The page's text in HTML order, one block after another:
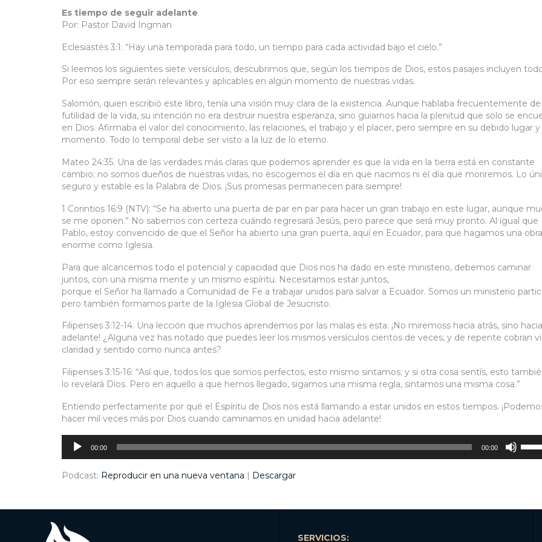
Es tiempo de seguir adelante
Por: Pastor David Ingman
Eclesiastés 3:1: “Hay una temporada para todo, un tiempo para cada actividad bajo el cielo.”
Si leemos los siguientes siete versículos, descubrimos que, según los tiempos de Dios, estos pasajes incluyen
Por eso siempre serán relevantes y aplicables en algún momento de nuestras vidas.
Salomón, quien escribió este libro, tenía una visión muy clara de la existencia. Aunque hablaba frecuentemente de
futilidad de la vida, su intención no era destruir nuestra esperanza, sino guiarnos hacia la plenitud que solo se
en Dios. Afirmaba el valor del conocimiento, las relaciones, el trabajo y el placer, pero siempre en su debido lugar y
momento. Todo lo temporal debe ser visto a la luz de lo eterno.
Mateo 24:35. Una de las verdades más claras que podemos aprender es que la vida en la tierra está en constante
cambio; no somos dueños de nuestras vidas, no escogemos el día en que nacimos ni el día que moriremos. Lo
seguro y estable es la Palabra de Dios. ¡Sus promesas permanecen para siempre!
1 Corintios 16:9 (NTV): “Se ha abierto una puerta de par en par para hacer un gran trabajo en este lugar, aunque
se me oponen.” No sabemos con certeza cuándo regresará Jesús, pero parece que será muy pronto. Al igual que
Pablo, estoy convencido de que el Señor ha abierto una gran puerta, aquí en Ecuador, para que hagamos una obra
enorme como Iglesia.
Para que alcancemos todo el potencial y capacidad que Dios nos ha dado en este ministerio, debemos caminar
juntos, con una misma mente y un mismo espíritu. Necesitamos estar juntos,
porque el Señor ha llamado a Comunidad de Fe a trabajar unidos para salvar a Ecuador. Somos un ministerio
pero también formamos parte de la Iglesia Global de Jesucristo.
Filipenses 3:12-14. Una lección que muchos aprendemos por las malas es esta: ¡No miremoss hacia atrás, sino hacia
adelante! ¿Alguna vez has notado que puedes leer los mismos versículos cientos de veces, y de repente cobran
claridad y sentido como nunca antes?
Filipenses 3:15-16: “Así que, todos los que somos perfectos, esto mismo sintamos; y si otra cosa sentís, esto
lo revelará Dios. Pero en aquello a que hemos llegado, sigamos una misma regla, sintamos una misma cosa.”
Entiendo perfectamente por qué el Espíritu de Dios nos está llamando a estar unidos en estos tiempos.
hacer mil veces más por Dios cuando caminamos en unidad hacia adelante!
Reproductor
audio 00:00 00:00
las
Podcast: Reproducir en una nueva ventana | Descargar
SERVICIOS: